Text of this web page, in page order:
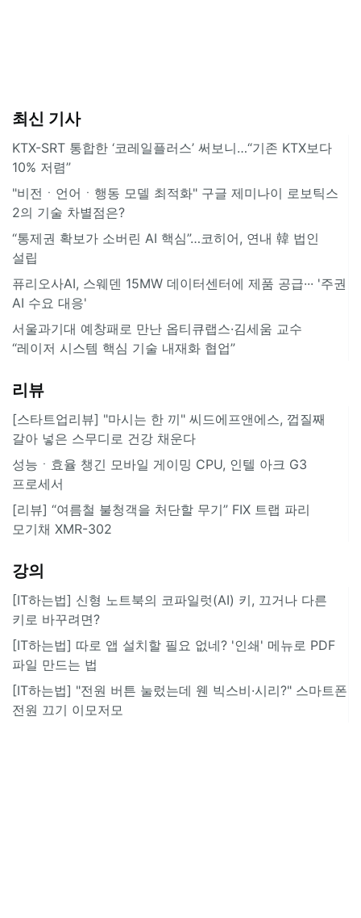
최신 기사
KTX-SRT 통합한 ‘코레일플러스’ 써보니…“기존 KTX보다
10% 저렴”
"비전ㆍ언어ㆍ행동 모델 최적화" 구글 제미나이 로보틱스
2의 기술 차별점은?
“통제권 확보가 소버린 AI 핵심”…코히어, 연내 韓 법인
설립
퓨리오사AI, 스웨덴 15MW 데이터센터에 제품 공급··· '주권
AI 수요 대응'
서울과기대 예창패로 만난 옵티큐랩스·김세움 교수
“레이저 시스템 핵심 기술 내재화 협업”
리뷰
[스타트업리뷰] "마시는 한 끼" 씨드에프앤에스, 껍질째
갈아 넣은 스무디로 건강 채운다
성능ㆍ효율 챙긴 모바일 게이밍 CPU, 인텔 아크 G3
프로세서
[리뷰] “여름철 불청객을 처단할 무기” FIX 트랩 파리
모기채 XMR-302
강의
[IT하는법] 신형 노트북의 코파일럿(AI) 키, 끄거나 다른
키로 바꾸려면?
[IT하는법] 따로 앱 설치할 필요 없네? '인쇄' 메뉴로 PDF
파일 만드는 법
[IT하는법] "전원 버튼 눌렀는데 웬 빅스비·시리?" 스마트폰
전원 끄기 이모저모